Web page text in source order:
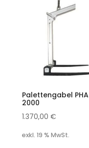
Palettengabel PHA
2000
1.370,00 €
exkl. 19 % MwSt.